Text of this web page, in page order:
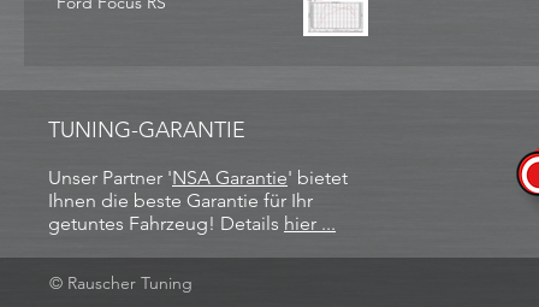
TUNING-GARANTIE
Unser Partner 'NSA Garantie​' bietet
Ihnen die beste Garantie für Ihr
getuntes Fahrzeug! Details hier ...
© Rauscher Tuning